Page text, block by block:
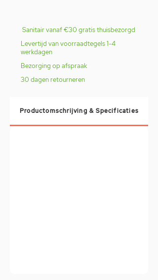
Sanitair vanaf €30 gratis thuisbezorgd
Levertijd van voorraadtegels 1-4
werkdagen
Bezorging op afspraak
30 dagen retourneren
Productomschrijving & Specificaties